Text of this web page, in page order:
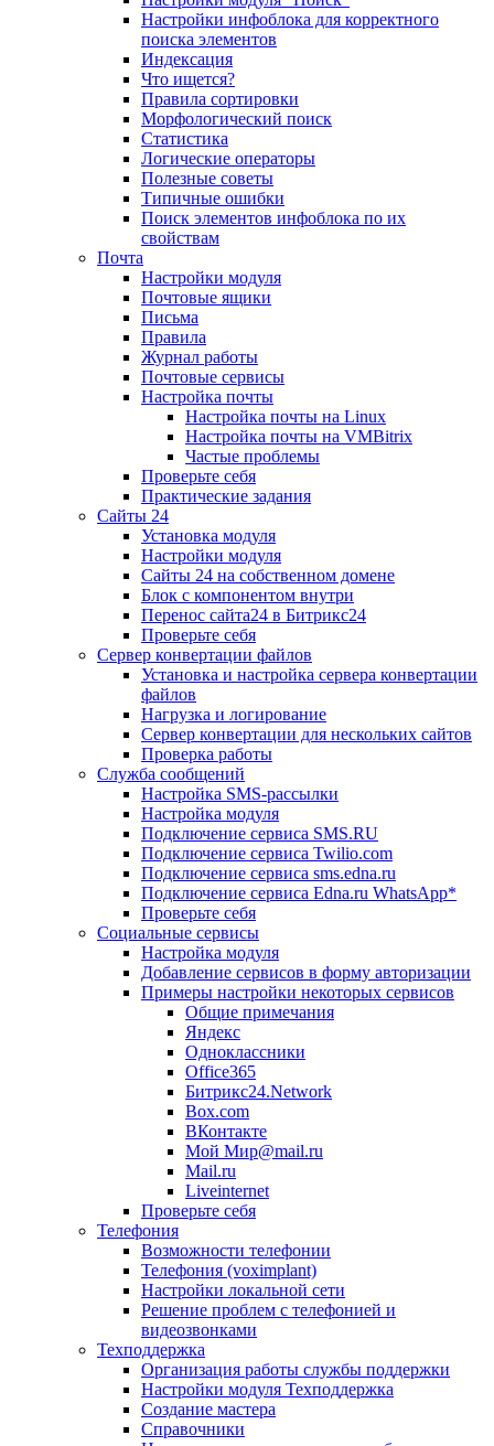
Настройки инфоблока для корректного
поиска элементов
Индексация
Что ищется?
Правила сортировки
Морфологический поиск
Статистика
Логические операторы
Полезные советы
Типичные ошибки
Поиск элементов инфоблока по их
свойствам
Почта
Настройки модуля
Почтовые ящики
Письма
Правила
Журнал работы
Почтовые сервисы
Настройка почты
Настройка почты на Linux
Настройка почты на VMBitrix
Частые проблемы
Проверьте себя
Практические задания
Сайты 24
Установка модуля
Настройки модуля
Сайты 24 на собственном домене
Блок с компонентом внутри
Перенос сайта24 в Битрикс24
Проверьте себя
Сервер конвертации файлов
Установка и настройка сервера конвертации
файлов
Нагрузка и логирование
Сервер конвертации для нескольких сайтов
Проверка работы
Служба сообщений
Настройка SMS-рассылки
Настройка модуля
Подключение сервиса SMS.RU
Подключение сервиса Twilio.com
Подключение сервиса sms.edna.ru
Подключение сервиса Edna.ru WhatsApp*
Проверьте себя
Социальные сервисы
Настройка модуля
Добавление сервисов в форму авторизации
Примеры настройки некоторых сервисов
Общие примечания
Яндекс
Одноклассники
Office365
Битрикс24.Network
Box.com
ВКонтакте
Мой Мир@mail.ru
Mail.ru
Liveinternet
Проверьте себя
Телефония
Возможности телефонии
Телефония (voximplant)
Настройки локальной сети
Решение проблем с телефонией и
видеозвонками
Техподдержка
Организация работы службы поддержки
Настройки модуля Техподдержка
Создание мастера
Справочники